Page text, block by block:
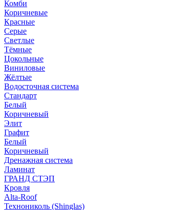
Комби
Коричневые
Красные
Серые
Светлые
Тёмные
Цокольные
Виниловые
Жёлтые
Водосточная система
Стандарт
Белый
Коричневый
Элит
Графит
Белый
Коричневый
Дренажная система
Ламинат
ГРАНД СТЭП
Кровля
Alta-Roof
Технониколь (Shinglas)